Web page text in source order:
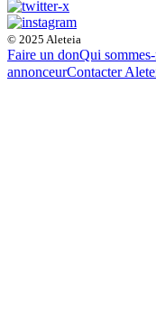
© 2025 Aleteia
Faire un donQui
annonceurContacter